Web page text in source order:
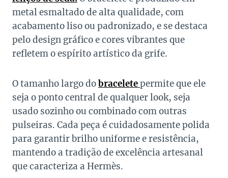
metal esmaltado de alta qualidade, com
acabamento liso ou padronizado, e se destaca
pelo design gráfico e cores vibrantes que
refletem o espírito artístico da grife.
O tamanho largo dobraceletepermite que ele
seja o ponto central de qualquer look, seja
usado sozinho ou combinado com outras
pulseiras. Cada peça é cuidadosamente polida
para garantir brilho uniforme e resistência,
mantendo a tradição de excelência artesanal
que caracteriza a Hermès.